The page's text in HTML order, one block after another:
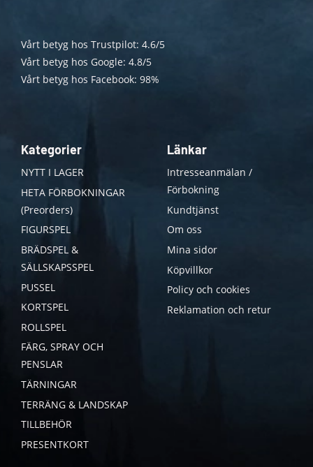
Vårt betyg hos Trustpilot: 4.6/5
Vårt betyg hos Google: 4.8/5
Vårt betyg hos Facebook: 98%
Kategorier
NYTT I LAGER
HETA FÖRBOKNINGAR
(Preorders)
FIGURSPEL
BRÄDSPEL &
SÄLLSKAPSSPEL
PUSSEL
KORTSPEL
ROLLSPEL
FÄRG, SPRAY OCH
PENSLAR
TÄRNINGAR
TERRÄNG & LANDSKAP
TILLBEHÖR
PRESENTKORT
Länkar
Intresseanmälan /
Förbokning
Kundtjänst
Om oss
Mina sidor
Köpvillkor
Policy och cookies
Reklamation och retur